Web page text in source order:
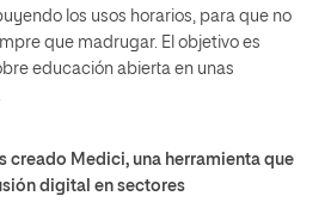
los usos horarios, para que no
que madrugar. El objetivo es
educación abierta en unas
creado Medici, una herramienta que
digital en sectores